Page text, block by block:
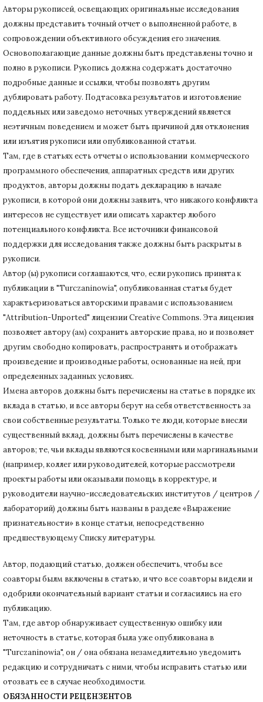
Авторы рукописей, освещающих оригинальные исследования
должны представить точный отчет о выполненной работе, в
сопровождении объективного обсуждения его значения.
Основополагающие данные должны быть представлены точно и
полно в рукописи. Рукопись должна содержать достаточно
подробные данные и ссылки, чтобы позволять другим
дублировать работу. Подтасовка результатов и изготовление
поддельных или заведомо неточных утверждений является
неэтичным поведением и может быть причиной для отклонения
или изъятия рукописи или опубликованной статьи.
Там, где в статьях есть отчеты о использовании коммерческого
программного обеспечения, аппаратных средств или других
продуктов, авторы должны подать декларацию в начале
рукописи, в которой они должны заявить, что никакого конфликта
интересов не существует или описать характер любого
потенциального конфликта. Все источники финансовой
поддержки для исследования также должны быть раскрыты в
рукописи.
Автор (ы) рукописи соглашаются, что, если рукопись принята к
публикации в "Turczaninowia", опубликованная статья будет
характьеризоваться авторскими правами с использованием
"Attribution-Unported" лицензии Creative Commons. Эта лицензия
позволяет автору (ам) сохранить авторские права, но и позволяет
другим свободно копировать, распространять и отображать
произведение и производные работы, основанные на ней, при
определенных заданных условиях.
Имена авторов должны быть перечислены на статье в порядке их
вклада в статью, и все авторы берут на себя ответственность за
свои собственные результаты. Только те люди, которые внесли
существенный вклад, должны быть перечислены в качестве
авторов; те, чьи вклады являются косвенными или маргинальными
(например, коллег или руководителей, которые рассмотрели
проекты работы или оказывали помощь в корректуре, и
руководители научно-исследовательских институтов / центров /
лабораторий) должны быть названы в разделе «Выражение
признательности» в конце статьи, непосредственно
предшествующему Списку литературы.
Автор, подающий статью, должен обеспечить, чтобы все
соавторы былм включены в статью, и что все соавторы видели и
одобрили окончательный вариант статьи и согласились на его
публикацию.
Там, где автор обнаруживает существенную ошибку или
неточность в статье, которая была уже опубликована в
"Turczaninowia", он / она обязана незамедлительно уведомить
редакцию и сотрудничать с ними, чтобы исправить статью или
отозвать ее в случае необходимости.
ОБЯЗАННОСТИ РЕЦЕНЗЕНТОВ